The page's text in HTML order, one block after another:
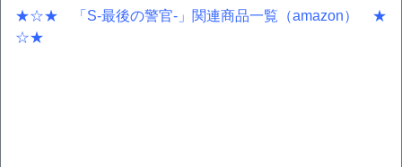
★☆★ 「S-最後の警官-」関連商品一覧（amazon） ★
☆★